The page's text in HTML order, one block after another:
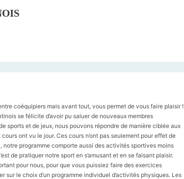
coéquipiers mais avant tout, vous permet de vous faire plaisir !
se félicite d’avoir pu saluer de nouveaux membres
sports et de jeux, nous pouvons répondre de manière ciblée aux
ont vu le jour. Ces cours n’ont pas seulement pour effet de
programme comporte aussi des activités sportives moins
de pratiquer notre sport en s’amusant et en se faisant plaisir.
pour nous, pour que vous puissiez faire des exercices
le choix d’un programme individuel d’activités physiques. Les